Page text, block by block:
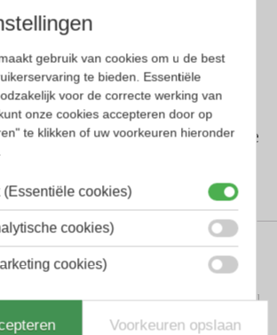
van creativiteit,
en ambachtelijk
die nauw verbonden is met
erfgoed van het merk.
elementen zoals de
slangenhuidenprints en de
dienen als leidraad door de
informatie
gebruik van cookies om u de best
te bieden. Essentiële
voor de correcte werking van
onze cookies accepteren door op
te klikken of uw voorkeuren hieronder
cookies)
cookies)
cookies)
Voorkeuren opslaan